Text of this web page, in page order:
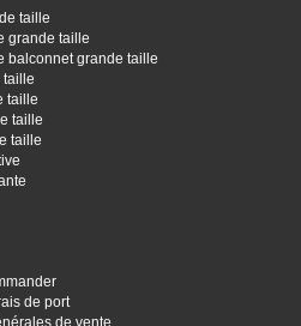
taille
grande taille
balconnet grande taille
taille
taille
taille
taille
de port